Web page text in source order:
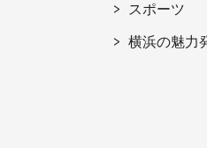
スポーツ
横浜の魅力